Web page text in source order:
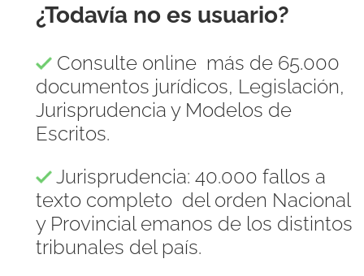
¿Todavía no es usuario?
Consulte online más de 65.000
documentos jurídicos, Legislación,
Jurisprudencia y Modelos de
Escritos.
Jurisprudencia: 40.000 fallos a
texto completo del orden Nacional
y Provincial emanos de los distintos
tribunales del país.